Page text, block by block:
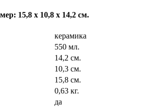
15,8 х 10,8 х 14,2 см.
керамика
550 мл.
14,2 см.
10,3 см.
15,8 см.
0,63 кг.
да